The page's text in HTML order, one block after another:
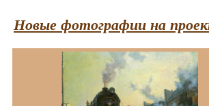
Новые фотографии на